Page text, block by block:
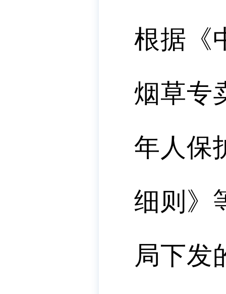
根据《
烟草专
年人保
细则》
局下发